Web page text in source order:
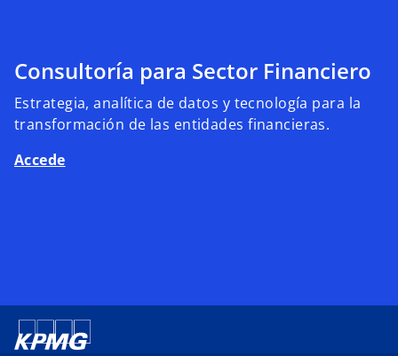
Consultoría para Sector Financiero
Estrategia, analítica de datos y tecnología para la
transformación de las entidades financieras.
Accede